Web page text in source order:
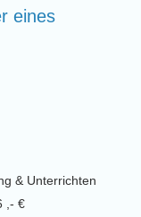
eines
& Unterrichten
,- €